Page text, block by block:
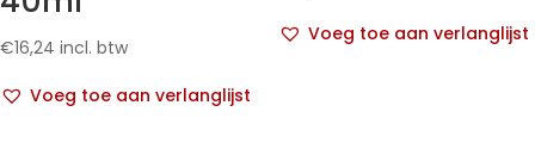
€16,24 incl. btw
Voeg toe aan verlanglijst
Voeg toe aan verlanglijst